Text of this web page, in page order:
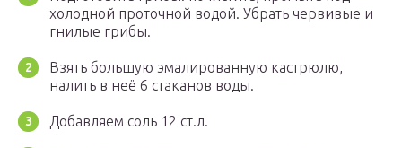
холодной проточной водой. Убрать червивые и
гнилые грибы.
Взять большую эмалированную кастрюлю,
налить в неё 6 стаканов воды.
Добавляем соль 12 ст.л.